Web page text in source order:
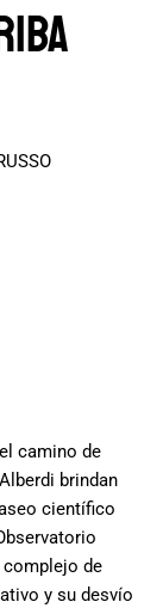
camino de
brindan
científico
de
y su desvío